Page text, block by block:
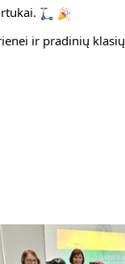
ir pradinių klasių